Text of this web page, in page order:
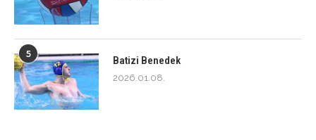
5
Batizi Benedek
2026.01.08.